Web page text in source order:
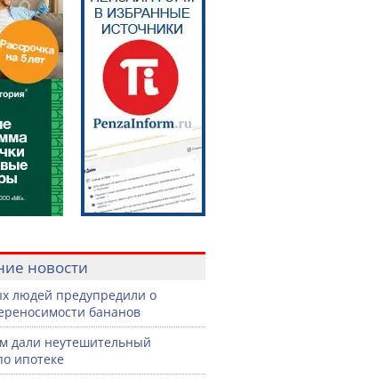
новости
людей предупредили о
бананов
дали неутешительный
ипотеке